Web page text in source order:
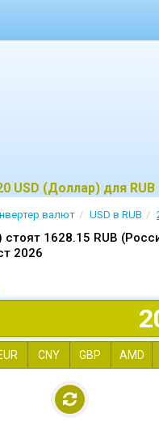
валют USD в RUB
стоят 1628.15 RUB
2026
CNY GBP AMD